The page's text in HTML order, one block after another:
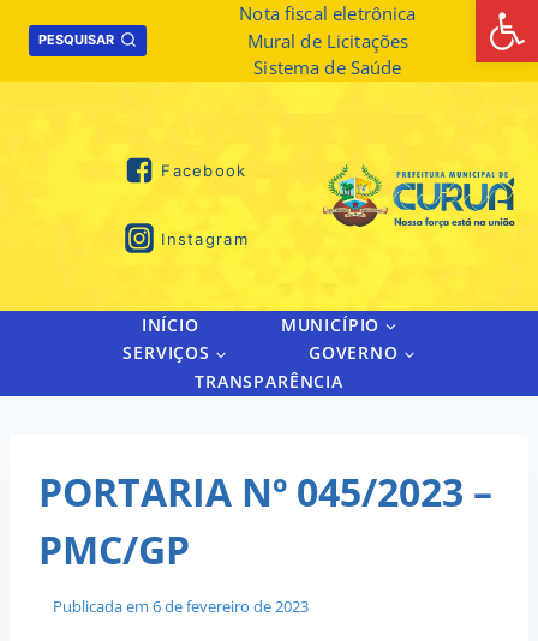
PESQUISAR
Nota fiscal eletrônica
Mural de Licitações
Sistema de Saúde
Facebook
Instagram
INÍCIO
MUNICÍPIO
SERVIÇOS
GOVERNO
TRANSPARÊNCIA
PORTARIA Nº 045/2023 –
PMC/GP
Publicada em 6 de fevereiro de 2023